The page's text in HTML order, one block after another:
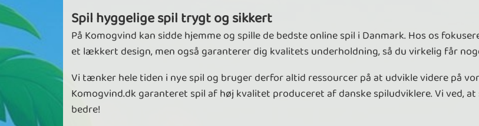
Spil hyggelige spil trygt og sikkert
På Komogvind kan sidde hjemme og spille de bedste online spil i Danmark. Hos os
et lækkert design, men også garanterer dig kvalitets underholdning, så du virkelig får
Vi tænker hele tiden i nye spil og bruger derfor altid ressourcer på at udvikle videre på
Komogvind.dk garanteret spil af høj kvalitet produceret af danske spiludviklere. Vi ved,
bedre!